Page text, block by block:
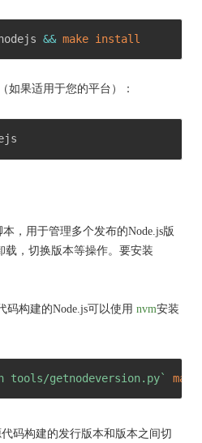
&& make install
如果适用于您的平台）：
，用于管理多个发布的Node.js版
载，切换版本等操作。要安装
码构建的Node.js可以使用 nvm安装
tools/getnodeversion.py` make
代码构建的发行版本和版本之间切